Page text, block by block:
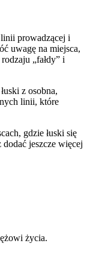
prowadzącej i
uwagę na miejsca,
„fałdy” i
z osobna,
linii, które
gdzie łuski się
jeszcze więcej
życia.